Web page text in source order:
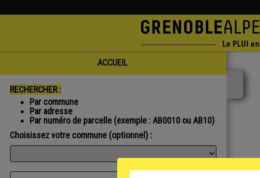
Afficher /
ACCUEIL
RECHERCHER :
Par commune
Par adresse
Par numéro de parcelle (exemple : AB0010 ou AB10)
Choisissez votre commune (optionnel) :